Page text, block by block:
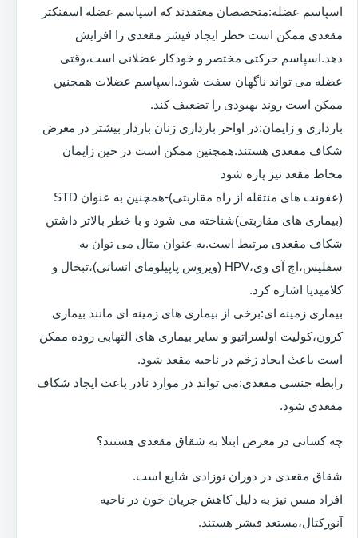
اسپاسم عضله:متخصصان معتقدند که اسپاسم عضله اسفنکتر
مقعدی ممکن است خطر ایجاد فیشر مقعدی را افزایش
دهد.اسپاسم حرکتی مختصر و خودکار عضلانی است،وقتی
عضله می تواند ناگهان سفت شود.اسپاسم عضلات همچنین
ممکن است روند بهبودی را تضعیف کند.
بارداری و زایمان:در اواخر بارداری زنان باردار بیشتر در معرض
شکاف مقعدی هستند.همچنین ممکن است در حین زایمان
مخاط مقعد نیز پاره شود
(عفونت های منتقله از راه مقاربتی)-همچنین به عنوان STD
(بیماری های مقاربتی)شناخته می شود و با خطر بالاتر داشتن
شکاف مقعدی مرتبط است.به عنوان مثال می توان به
سفلیس،اچ آی وی،HPV (ویروس پاپیلومای انسانی)،تبخال و
کلامیدیا اشاره کرد.
بیماری زمینه ای:برخی از بیماری های زمینه ای مانند بیماری
کرون،کولیت اولسراتیو و سایر بیماری های التهابی روده ممکن
است باعث ایجاد زخم در ناحیه مقعد شود.
رابطه جنسی مقعدی:می تواند در موارد نادر باعث ایجاد شکاف
مقعدی شود.
چه کسانی در معرض ابتلا به شقاق مقعدی هستند؟
شقاق مقعدی در دوران نوزادی شایع است.
افراد مسن نیز به دلیل کاهش جریان خون در ناحیه
آنورکتال،مستعد فیشر هستند.